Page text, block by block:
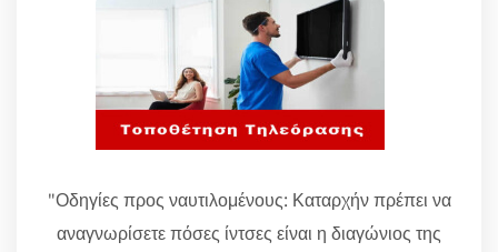
"Οδηγίες προς ναυτιλομένους: Καταρχήν πρέπει να
αναγνωρίσετε πόσες ίντσες είναι η διαγώνιος της